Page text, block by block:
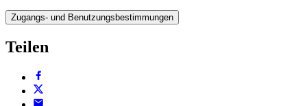
Zugangs- und Benutzungsbestimmungen
Teilen